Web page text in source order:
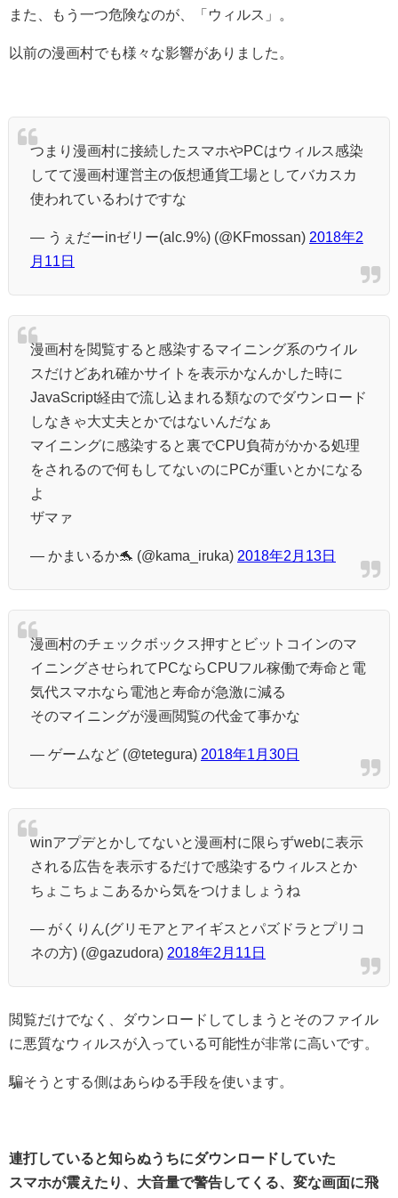
また、もう一つ危険なのが、「ウィルス」。
以前の漫画村でも様々な影響がありました。
つまり漫画村に接続したスマホやPCはウィルス感染
してて漫画村運営主の仮想通貨工場としてバカスカ
使われているわけですな
— うぇだーinゼリー(alc.9%) (@KFmossan) 2018年2
月11日
漫画村を閲覧すると感染するマイニング系のウイル
スだけどあれ確かサイトを表示かなんかした時に
JavaScript経由で流し込まれる類なのでダウンロード
しなきゃ大丈夫とかではないんだなぁ
マイニングに感染すると裏でCPU負荷がかかる処理
をされるので何もしてないのにPCが重いとかになる
よ
ザマァ
— かまいるか🐬 (@kama_iruka) 2018年2月13日
漫画村のチェックボックス押すとビットコインのマ
イニングさせられてPCならCPUフル稼働で寿命と電
気代スマホなら電池と寿命が急激に減る
そのマイニングが漫画閲覧の代金て事かな
— ゲームなど (@tetegura) 2018年1月30日
winアプデとかしてないと漫画村に限らずwebに表示
される広告を表示するだけで感染するウィルスとか
ちょこちょこあるから気をつけましょうね
— がくりん(グリモアとアイギスとパズドラとプリコ
ネの方) (@gazudora) 2018年2月11日
閲覧だけでなく、ダウンロードしてしまうとそのファイル
に悪質なウィルスが入っている可能性が非常に高いです。
騙そうとする側はあらゆる手段を使います。
連打していると知らぬうちにダウンロードしていた
スマホが震えたり、大音量で警告してくる、変な画面に飛